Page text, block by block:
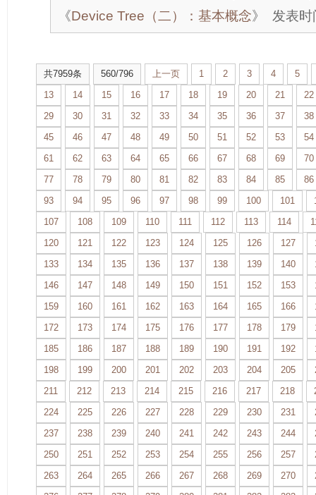
《Device Tree（二）：基本概念》 发表
共7959条 560/796 上一页 1 2 3 4
5
13
14 15 16 17 18 19 20 21
22
29
30 31 32 33 34 35 36 37
38
45
46 47 48 49 50 51 52 53
54
61
62 63 64 65 66 67 68 69
70
77
78 79 80 81 82 83 84 85
86
93
94 95 96 97 98 99 100 101
107
108 109 110 111 112 113 114
120
121 122 123 124 125 126 127
133
134 135 136 137 138 139 140
146
147 148 149 150 151 152 153
159
160 161 162 163 164 165 166
172
173 174 175 176 177 178 179
185
186 187 188 189 190 191 192
198
199 200 201 202 203 204 205
211
212 213 214 215 216 217 218
224
225 226 227 228 229 230 231
237
238 239 240 241 242 243 244
250
251 252 253 254 255 256 257
263
264 265 266 267 268 269 270